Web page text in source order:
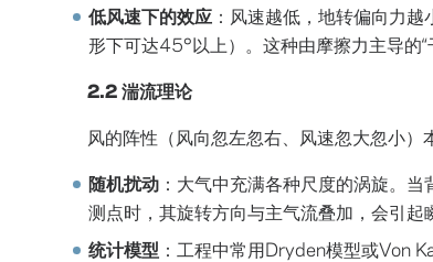
低风速下的效应 ：风速越低，地转偏向力
形下可达45°以上）。这种由摩擦力主导的“
2.2 湍流理论
风的阵性（风向忽左忽右、风速忽大忽小）
随机扰动 ：大气中充满各种尺度的涡旋。
测点时，其旋转方向与主气流叠加，会引起
统计模型 ：工程中常用Dryden模型或Von